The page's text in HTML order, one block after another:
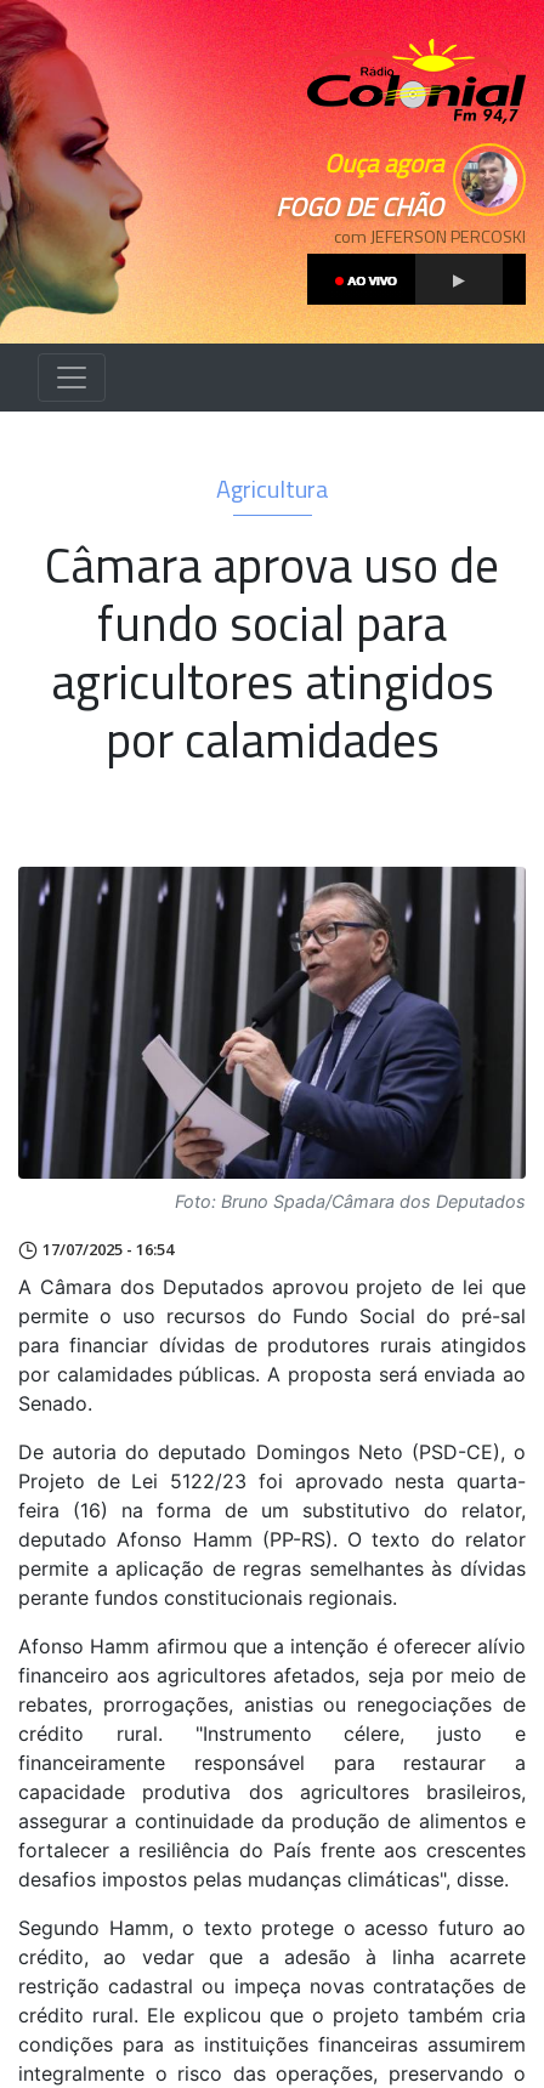
Ouça agora
FOGO DE CHÃO
com JEFERSON PERCOSKI
Agricultura
Câmara aprova uso de
fundo social para
agricultores atingidos
por calamidades
Foto: Bruno Spada/Câmara dos Deputados
17/07/2025 - 16:54
A Câmara dos Deputados aprovou projeto de lei que
permite o uso recursos do Fundo Social do pré-sal
para financiar dívidas de produtores rurais atingidos
por calamidades públicas. A proposta será enviada ao
Senado.
De autoria do deputado Domingos Neto (PSD-CE), o
Projeto de Lei 5122/23 foi aprovado nesta quarta-
feira (16) na forma de um substitutivo do relator,
deputado Afonso Hamm (PP-RS). O texto do relator
permite a aplicação de regras semelhantes às dívidas
perante fundos constitucionais regionais.
Afonso Hamm afirmou que a intenção é oferecer alívio
financeiro aos agricultores afetados, seja por meio de
rebates, prorrogações, anistias ou renegociações de
crédito rural. "Instrumento célere, justo e
financeiramente responsável para restaurar a
capacidade produtiva dos agricultores brasileiros,
assegurar a continuidade da produção de alimentos e
fortalecer a resiliência do País frente aos crescentes
desafios impostos pelas mudanças climáticas", disse.
Segundo Hamm, o texto protege o acesso futuro ao
crédito, ao vedar que a adesão à linha acarrete
restrição cadastral ou impeça novas contratações de
crédito rural. Ele explicou que o projeto também cria
condições para as instituições financeiras assumirem
integralmente o risco das operações, preservando o